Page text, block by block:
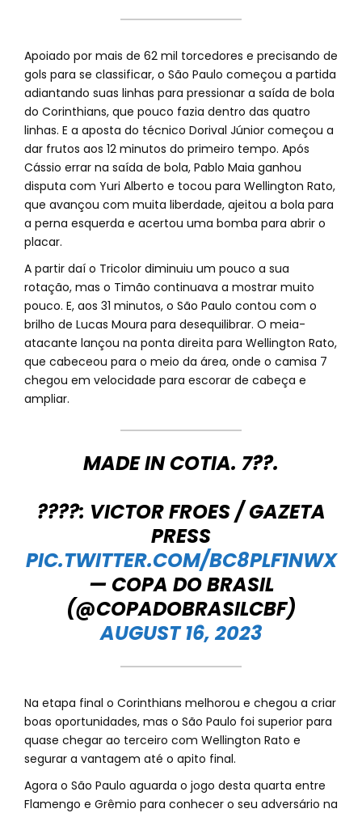
Apoiado por mais de 62 mil torcedores e precisando de
gols para se classificar, o São Paulo começou a partida
adiantando suas linhas para pressionar a saída de bola
do Corinthians, que pouco fazia dentro das quatro
linhas. E a aposta do técnico Dorival Júnior começou a
dar frutos aos 12 minutos do primeiro tempo. Após
Cássio errar na saída de bola, Pablo Maia ganhou
disputa com Yuri Alberto e tocou para Wellington Rato,
que avançou com muita liberdade, ajeitou a bola para
a perna esquerda e acertou uma bomba para abrir o
placar.
A partir daí o Tricolor diminuiu um pouco a sua
rotação, mas o Timão continuava a mostrar muito
pouco. E, aos 31 minutos, o São Paulo contou com o
brilho de Lucas Moura para desequilibrar. O meia-
atacante lançou na ponta direita para Wellington Rato,
que cabeceou para o meio da área, onde o camisa 7
chegou em velocidade para escorar de cabeça e
ampliar.
MADE IN COTIA. 7??.
????: VICTOR FROES / GAZETA
PRESS
PIC.TWITTER.COM/BC8PLF1NWX
— COPA DO BRASIL
(@COPADOBRASILCBF)
AUGUST 16, 2023
Na etapa final o Corinthians melhorou e chegou a criar
boas oportunidades, mas o São Paulo foi superior para
quase chegar ao terceiro com Wellington Rato e
segurar a vantagem até o apito final.
Agora o São Paulo aguarda o jogo desta quarta entre
Flamengo e Grêmio para conhecer o seu adversário na